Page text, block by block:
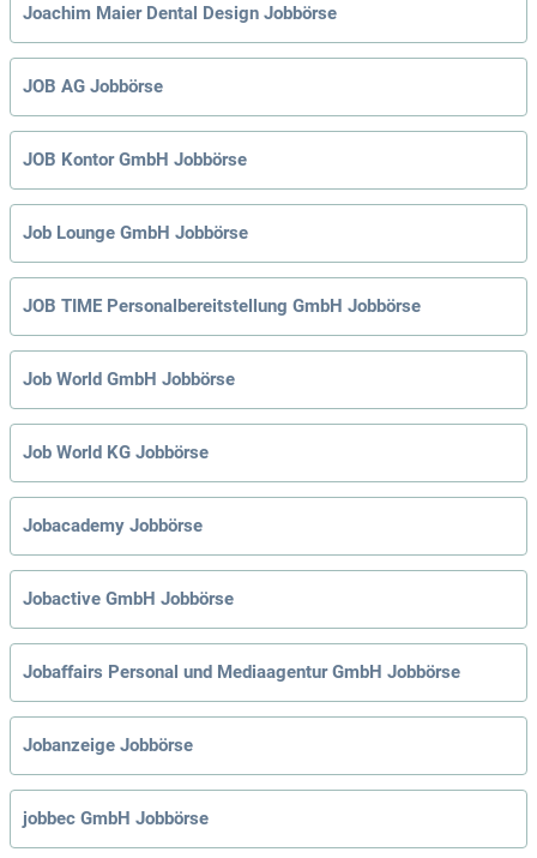
Joachim Maier Dental Design Jobbörse
JOB AG Jobbörse
JOB Kontor GmbH Jobbörse
Job Lounge GmbH Jobbörse
JOB TIME Personalbereitstellung GmbH Jobbörse
Job World GmbH Jobbörse
Job World KG Jobbörse
Jobacademy Jobbörse
Jobactive GmbH Jobbörse
Jobaffairs Personal und Mediaagentur GmbH Jobbörse
Jobanzeige Jobbörse
jobbec GmbH Jobbörse